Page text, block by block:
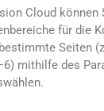
Cloud können
für die
Seiten
mithilfe des